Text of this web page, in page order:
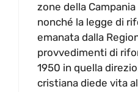
zone della
nonché la legge di
emanata dalla
provvedimenti di
1950 in quella
cristiana diede vita